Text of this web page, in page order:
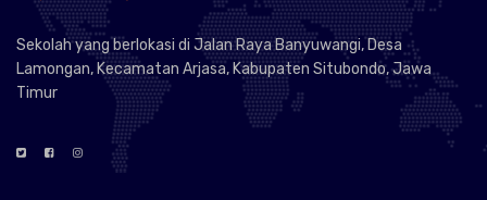
Sekolah yang berlokasi di Jalan Raya Banyuwangi, Desa
Lamongan, Kecamatan Arjasa, Kabupaten Situbondo, Jawa
Timur